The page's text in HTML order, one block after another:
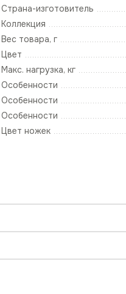
Страна-изготовитель
Коллекция
Вес товара, г
Цвет
Макс. нагрузка, кг
Особенности
Особенности
Особенности
Цвет ножек